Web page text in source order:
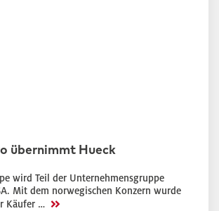
übernimmt Hueck
wird Teil der Unternehmensgruppe
Mit dem norwegischen Konzern wurde
Käufer … >>